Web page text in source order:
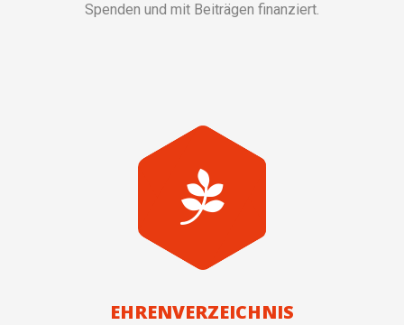
Spenden und mit Beiträgen finanziert.
EHRENVERZEICHNIS